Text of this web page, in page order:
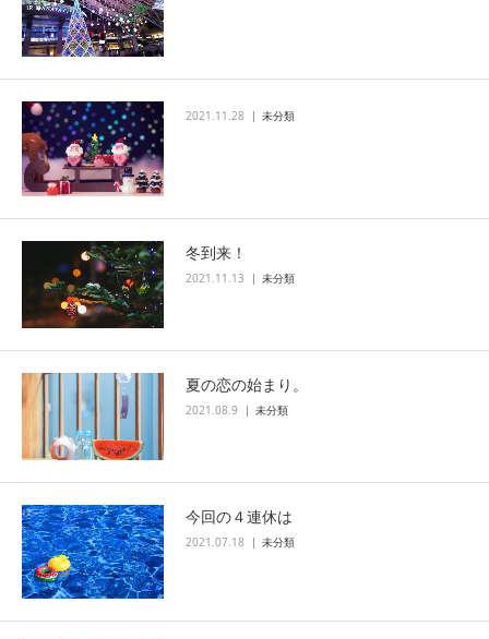
2021.11.28 未分類
冬到来！
2021.11.13 未分類
夏の恋の始まり。
2021.08.9 未分類
今回の４連休は
2021.07.18 未分類